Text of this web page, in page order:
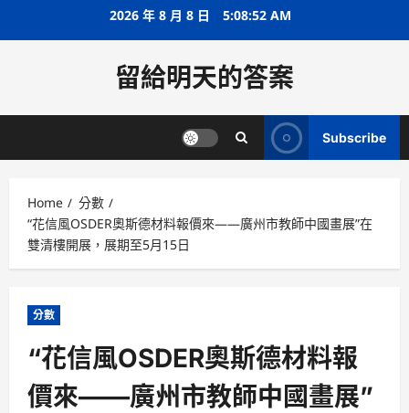
2026 年 8 月 8 日 5:08:52 AM
留給明天的答案
Subscribe
Home
分數
“花信風OSDER奧斯德材料報價來——廣州市教師中國畫展”在
雙清樓開展，展期至5月15日
分數
“花信風OSDER奧斯德材料報
價來——廣州市教師中國畫展”